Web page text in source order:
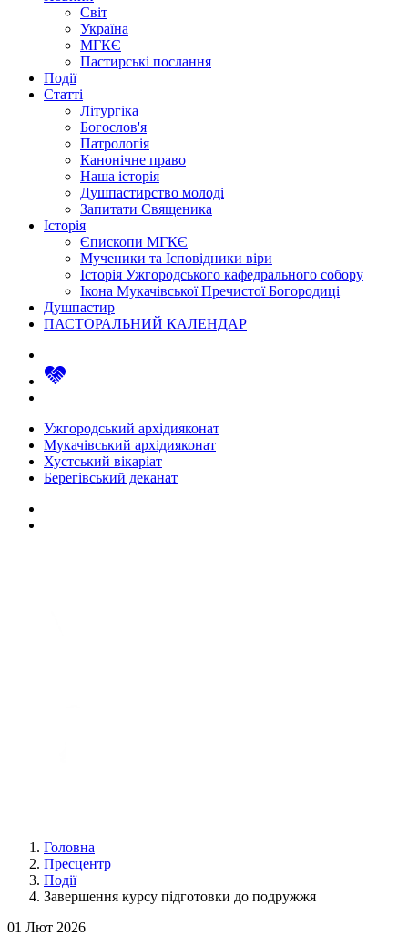
Світ
Україна
МГКЄ
Пастирські послання
Події
Статті
Літургіка
Богослов'я
Патрологія
Канонічне право
Наша історія
Душпастирство молоді
Запитати Священика
Історія
Єпископи МГКЄ
Мученики та Ісповідники віри
Історія Ужгородського кафедрального собору
Ікона Мукачівської Пречистої Богородиці
Душпастир
ПАСТОРАЛЬНИЙ КАЛЕНДАР
Ужгородський архідияконат
Мукачівський архідияконат
Хустський вікаріат
Берегівський деканат
Головна
Пресцентр
Події
Завершення курсу підготовки до подружжя
01 Лют 2026